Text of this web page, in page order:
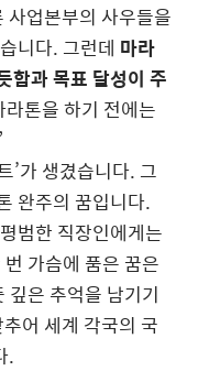
사업본부의 사우들을
니다. 그런데 마라
함과 목표 달성이 주
라톤을 하기 전에는
’가 생겼습니다. 그
완주의 꿈입니다.
범한 직장인에게는
가슴에 품은 꿈은
깊은 추억을 남기기
어 세계 각국의 국
.